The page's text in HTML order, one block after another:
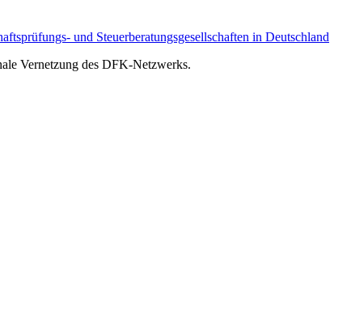
und Steuerberatungsgesellschaften in Deutschland
Vernetzung des DFK-Netzwerks.